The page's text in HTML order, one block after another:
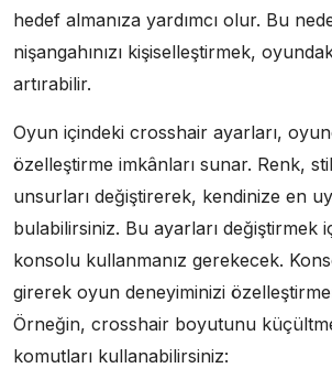
hedef almanıza yardımcı olur. Bu
nişangahınızı kişiselleştirmek,
artırabilir.
Oyun içindeki crosshair ayarları,
özelleştirme imkânları sunar. Renk,
unsurları değiştirerek, kendinize en
bulabilirsiniz. Bu ayarları değiştirmek
konsolu kullanmanız gerekecek.
girerek oyun deneyiminizi
Örneğin, crosshair boyutunu
komutları kullanabilirsiniz: